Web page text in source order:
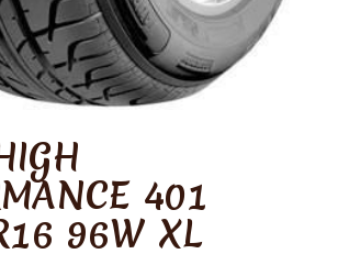
401
96W XL